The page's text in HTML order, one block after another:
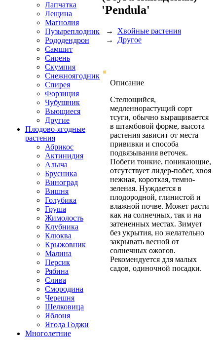
Лапчатка
Лещина
Магнолия
Пузыреплодник
Рододендрон
Самшит
Сирень
Скумпия
Снежноягодник
Спирея
Форзиция
Чубушник
Вьющиеся
Другие
Плодово-ягодные
растения
Абрикос
Актинидия
Алыча
Брусника
Виноград
Вишня
Голубика
Груша
Жимолость
Клубника
Клюква
Крыжовник
Малина
Персик
Рябина
Слива
Смородина
Черешня
Шелковица
Яблоня
Ягода Годжи
Многолетние
'Pendula'
→ Хвойные растения
→ Другое
Описание
Стелющийся,
медленнорастущий сорт
тсуги, обычно выращивается
в штамбовой форме, высота
растения зависит от места
прививки и способа
подвязывания веточек.
Побеги тонкие, поникающие,
отсутствует лидер-побег, хвоя
нежная, короткая, темно-
зеленая. Нуждается в
плодородной, глинистой и
влажной почве. Может расти
как на солнечных, так и на
затененных местах. Зимует
без укрытия, но желательно
закрывать весной от
солнечных ожогов.
Рекомендуется для малых
садов, одиночной посадки.